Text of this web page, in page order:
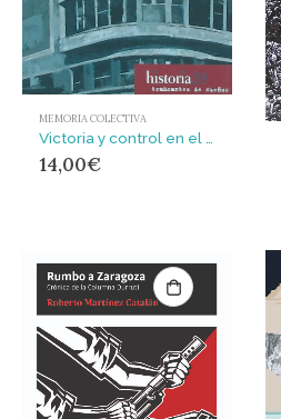
MEMORIA COLECTIVA
Victoria y control en el Madrid ocupado : Los del Europa (1939-1946)
14,00€